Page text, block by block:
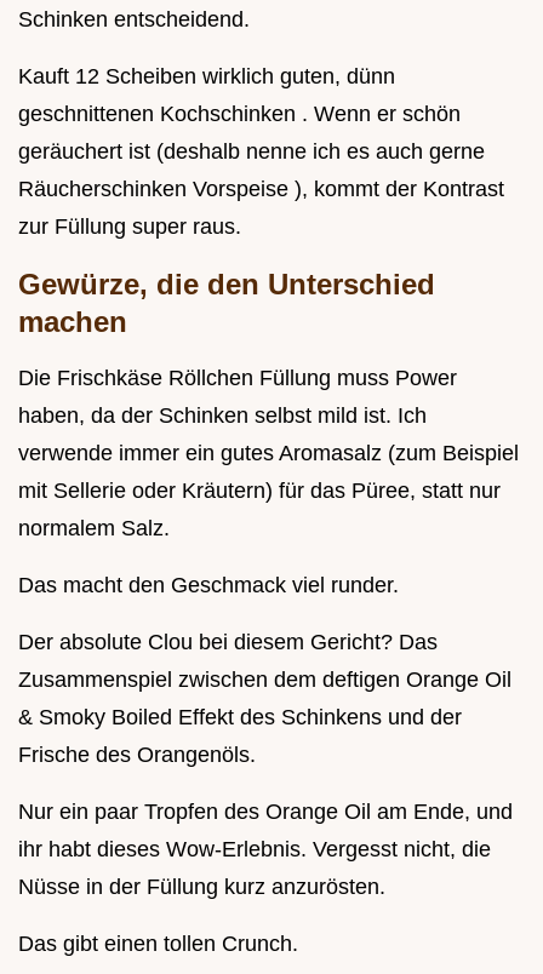
Schinken entscheidend.
Kauft 12 Scheiben wirklich guten, dünn
geschnittenen Kochschinken . Wenn er schön
geräuchert ist (deshalb nenne ich es auch gerne
Räucherschinken Vorspeise ), kommt der Kontrast
zur Füllung super raus.
Gewürze, die den Unterschied
machen
Die Frischkäse Röllchen Füllung muss Power
haben, da der Schinken selbst mild ist. Ich
verwende immer ein gutes Aromasalz (zum Beispiel
mit Sellerie oder Kräutern) für das Püree, statt nur
normalem Salz.
Das macht den Geschmack viel runder.
Der absolute Clou bei diesem Gericht? Das
Zusammenspiel zwischen dem deftigen Orange Oil
& Smoky Boiled Effekt des Schinkens und der
Frische des Orangenöls.
Nur ein paar Tropfen des Orange Oil am Ende, und
ihr habt dieses Wow-Erlebnis. Vergesst nicht, die
Nüsse in der Füllung kurz anzurösten.
Das gibt einen tollen Crunch.